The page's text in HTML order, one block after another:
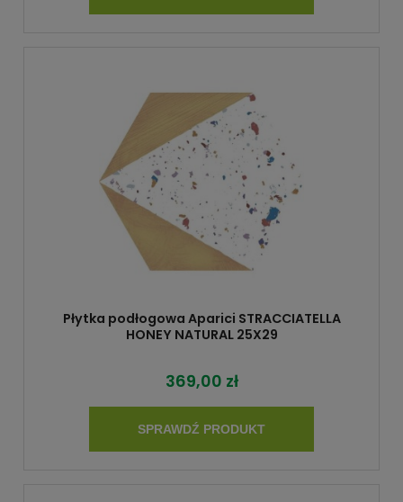
Płytka podłogowa Aparici STRACCIATELLA
HONEY NATURAL 25X29
369,00 zł
SPRAWDŹ PRODUKT